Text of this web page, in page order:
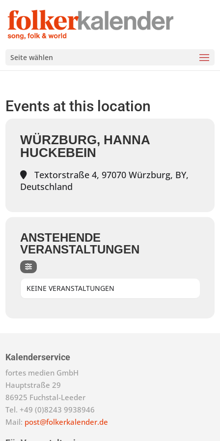
Seite wählen
Events at this location
WÜRZBURG, HANNA
HUCKEBEIN
Textorstraße 4, 97070 Würzburg, BY,
Deutschland
ANSTEHENDE
VERANSTALTUNGEN
KEINE VERANSTALTUNGEN
Kalenderservice
fortes medien GmbH
Hauptstraße 29
86925 Fuchstal-Leeder
Tel. +49 (0)8243 9938946
Mail: post@folkerkalender.de